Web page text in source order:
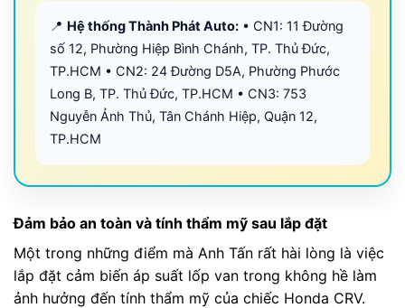
📍 Hệ thống Thành Phát Auto: • CN1: 11 Đường
số 12, Phường Hiệp Bình Chánh, TP. Thủ Đức,
TP.HCM • CN2: 24 Đường D5A, Phường Phước
Long B, TP. Thủ Đức, TP.HCM • CN3: 753
Nguyễn Ảnh Thủ, Tân Chánh Hiệp, Quận 12,
TP.HCM
Đảm bảo an toàn và tính thẩm mỹ sau lắp đặt
Một trong những điểm mà Anh Tấn rất hài lòng là việc
lắp đặt cảm biến áp suất lốp van trong không hề làm
ảnh hưởng đến tính thẩm mỹ của chiếc Honda CRV.